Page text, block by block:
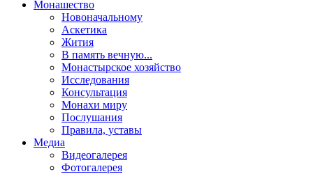
Монашество
Новоначальному
Аскетика
Жития
В память вечную...
Монастырское хозяйство
Исследования
Консультация
Монахи миру
Послушания
Правила, уставы
Медиа
Видеогалерея
Фотогалерея